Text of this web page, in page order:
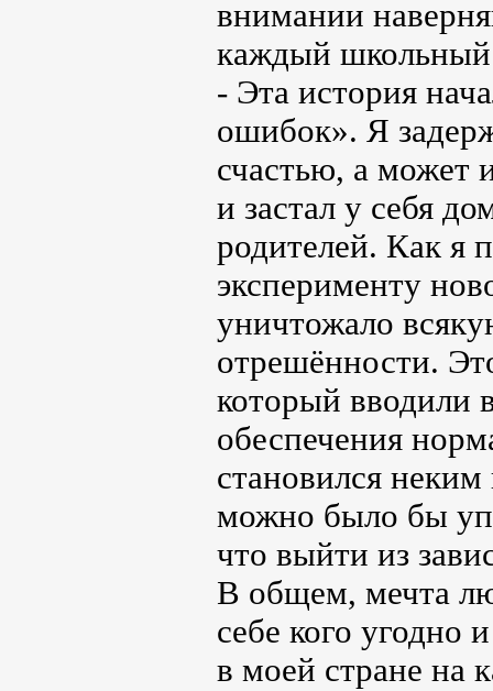
внимании
каждый школьный
- Эта история
ошибок». Я
счастью, а может
и застал у себя
родителей. Как я
эксперименту
уничтожало
отрешённости.
который вводили
обеспечения
становился
можно было бы
что выйти из
В общем, мечта
себе кого угодно
в моей стране на